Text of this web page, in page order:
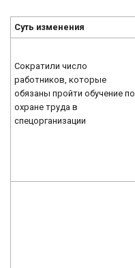
Суть изменения
Сократили число
работников, которые
обязаны пройти обучение по
охране труда в
спецорганизации